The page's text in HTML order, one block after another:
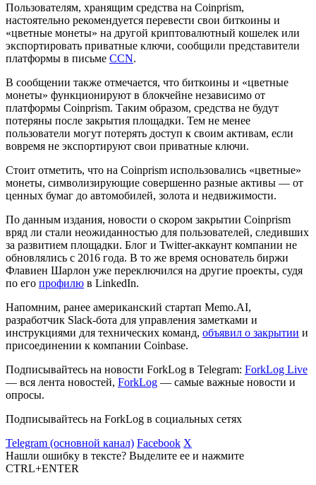
Пользователям, хранящим средства на Coinprism,
настоятельно рекомендуется перевести свои биткоины и
«цветные монеты» на другой криптовалютный кошелек или
экспортировать приватные ключи, сообщили представители
платформы в письме CCN.
В сообщении также отмечается, что биткоины и «цветные
монеты» функционируют в блокчейне независимо от
платформы Coinprism. Таким образом, средства не будут
потеряны после закрытия площадки. Тем не менее
пользователи могут потерять доступ к своим активам, если
вовремя не экспортируют свои приватные ключи.
Стоит отметить, что на Coinprism использовались «цветные»
монеты, символизирующие совершенно разные активы — от
ценных бумаг до автомобилей, золота и недвижимости.
По данным издания, новости о скором закрытии Coinprism
вряд ли стали неожиданностью для пользователей, следивших
за развитием площадки. Блог и Twitter-аккаунт компании не
обновлялись с 2016 года. В то же время основатель биржи
Флавиен Шарлон уже переключился на другие проекты, судя
по его профилю в LinkedIn.
Напомним, ранее американский стартап Memo.AI,
разработчик Slack-бота для управления заметками и
инструкциями для технических команд, объявил о закрытии и
присоединении к компании Coinbase.
Подписывайтесь на новости ForkLog в Telegram: ForkLog Live
— вся лента новостей, ForkLog — самые важные новости и
опросы.
Подписывайтесь на ForkLog в социальных сетях
Telegram (основной канал) Facebook X
Нашли ошибку в тексте? Выделите ее и нажмите
CTRL+ENTER